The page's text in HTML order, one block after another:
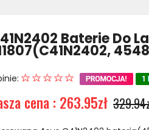
Baterie Do
cena : 263.95zł